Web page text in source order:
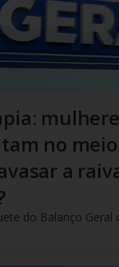
no
a
do Balanço Geral